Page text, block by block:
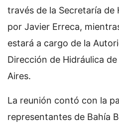
través de la Secretaría de
por Javier Erreca,
estará a cargo de la
Dirección de Hidráulica
Aires.
La reunión contó con la
representantes de Bahía